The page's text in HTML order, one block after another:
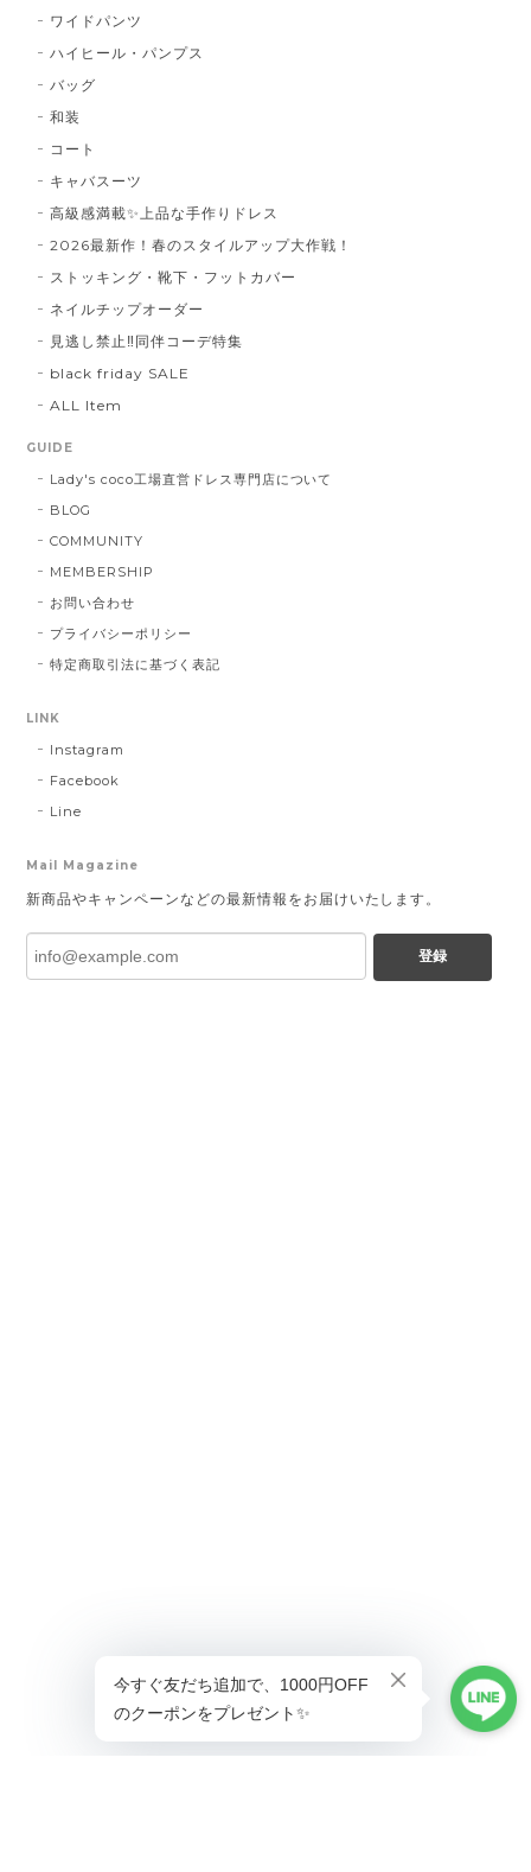
ワイドパンツ
ハイヒール・パンプス
バッグ
和装
コート
キャバスーツ
高級感満載✨上品な手作りドレス
2026最新作！春のスタイルアップ大作戦！
ストッキング・靴下・フットカバー
ネイルチップオーダー
見逃し禁止‼同伴コーデ特集
black friday SALE
ALL Item
GUIDE
Lady's coco工場直営ドレス専門店について
BLOG
COMMUNITY
MEMBERSHIP
お問い合わせ
プライバシーポリシー
特定商取引法に基づく表記
LINK
Instagram
Facebook
Line
Mail Magazine
新商品やキャンペーンなどの最新情報をお届けいたします。
登録
ショップに質問する